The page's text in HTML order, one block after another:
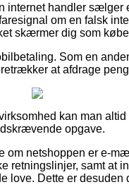
internet handler sælger
om en falsk
skærmer dig som
Som en
at afdrage
kan man
opgave.
netshoppen er e-
retningslinjer, samt at
Dette er desuden